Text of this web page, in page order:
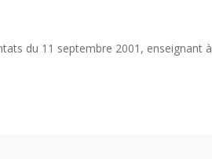
du 11 septembre 2001, enseignant à